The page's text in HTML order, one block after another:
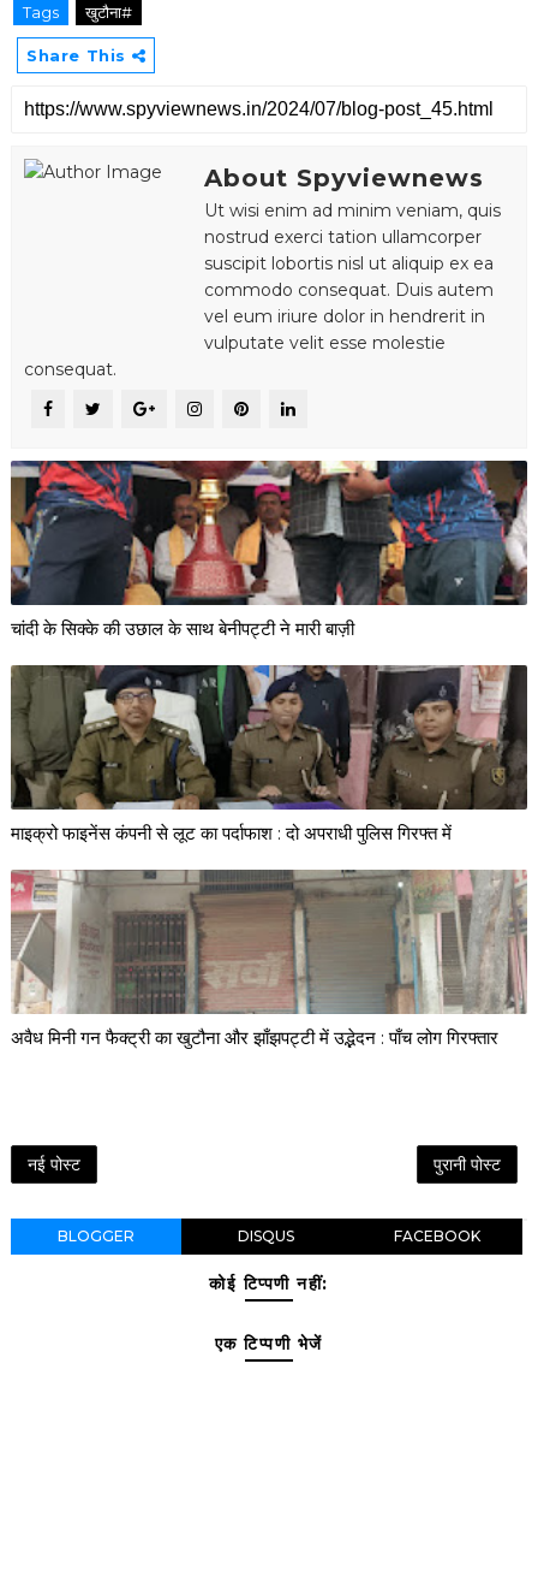
Tags खुटौना#
Share This
About Spyviewnews
Ut wisi enim ad minim veniam, quis
nostrud exerci tation ullamcorper
suscipit lobortis nisl ut aliquip ex ea
commodo consequat. Duis autem
vel eum iriure dolor in hendrerit in
vulputate velit esse molestie
consequat.
चांदी के सिक्के की उछाल के साथ बेनीपट्टी ने मारी बाज़ी
माइक्रो फाइनेंस कंपनी से लूट का पर्दाफाश : दो अपराधी पुलिस गिरफ्त में
अवैध मिनी गन फैक्ट्री का खुटौना और झाँझपट्टी में उद्भेदन : पाँच लोग गिरफ्तार
नई पोस्ट पुरानी पोस्ट
BLOGGER DISQUS FACEBOOK
कोई टिप्पणी नहीं:
एक टिप्पणी भेजें